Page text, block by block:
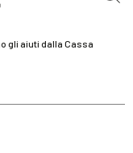
del TUF
gli aiuti dalla Cassa